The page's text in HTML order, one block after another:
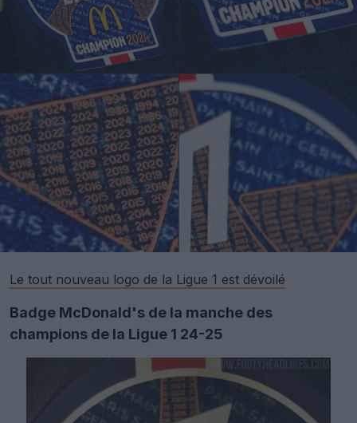
Le tout nouveau logo de la Ligue 1 est dévoilé
Badge McDonald's de la manche des
champions de la Ligue 1 24-25